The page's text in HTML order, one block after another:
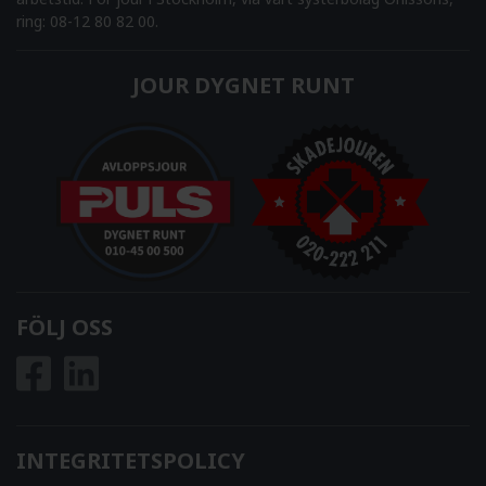
ring: 08-12 80 82 00.
JOUR DYGNET RUNT
FÖLJ OSS
INTEGRITETSPOLICY